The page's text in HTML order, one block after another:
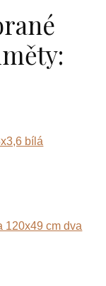
bílá
120x49 cm dva